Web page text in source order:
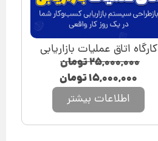
کارگاه اتاق عملیات بازاریابی
۲۵,۰۰۰,۰۰۰تومان
۱۵,۰۰۰,۰۰۰تومان
اطلاعات بیشتر